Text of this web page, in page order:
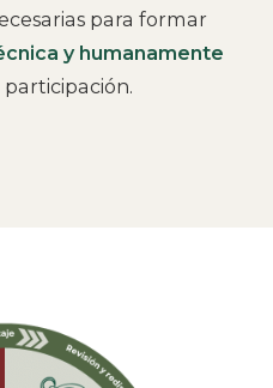
para formar
y humanamente